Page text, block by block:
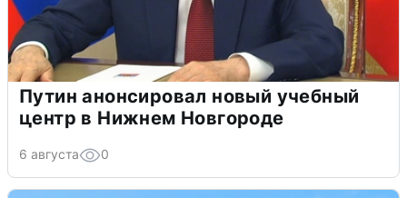
Путин анонсировал новый учебный
центр в Нижнем Новгороде
6 августа 0